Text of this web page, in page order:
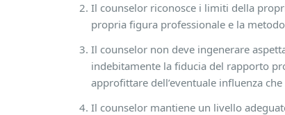
Il counselor riconosce i limiti della
propria figura professionale e la
Il counselor non deve ingenerare
indebitamente la fiducia del rapporto
approfittare dell’eventuale influenza
Il counselor mantiene un livello